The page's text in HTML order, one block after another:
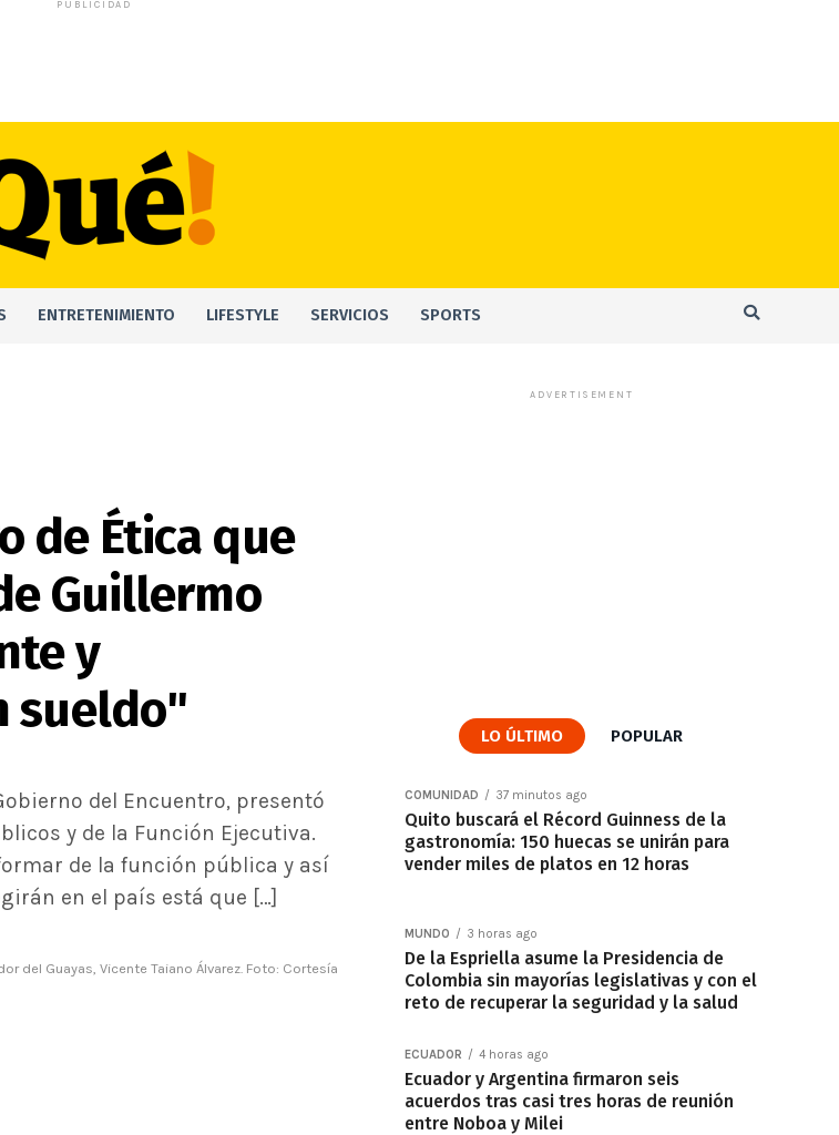
PUBLICIDAD
ENTRETENIMIENTO LIFESTYLE SERVICIOS SPORTS
de Ética que
Guillermo
y
sueldo"
del Encuentro, presentó
y de la Función Ejecutiva.
de la función pública y así
en el país está que […]
del Guayas, Vicente Taiano Álvarez. Foto: Cortesía
ADVERTISEMENT
LO ÚLTIMO POPULAR
COMUNIDAD 37 minutos ago
Quito buscará el Récord Guinness de la
gastronomía: 150 huecas se unirán para
vender miles de platos en 12 horas
MUNDO 3 horas ago
De la Espriella asume la Presidencia de
Colombia sin mayorías legislativas y con el
reto de recuperar la seguridad y la salud
ECUADOR 4 horas ago
Ecuador y Argentina firmaron seis
acuerdos tras casi tres horas de reunión
entre Noboa y Milei